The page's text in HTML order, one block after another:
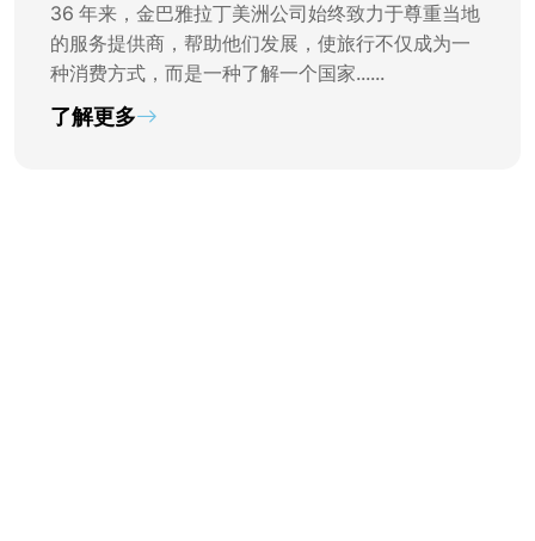
36 年来，金巴雅拉丁美洲公司始终致力于尊重当地
的服务提供商，帮助他们发展，使旅行不仅成为一
种消费方式，而是一种了解一个国家......
了解更多